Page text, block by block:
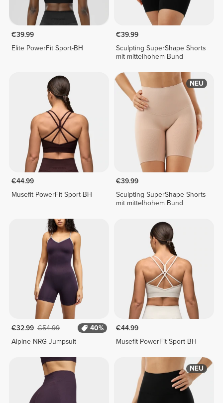
€39.99
Elite PowerFit Sport-BH
€39.99
Sculpting SuperShape Shorts
mit mittelhohem Bund
€44.99
Musefit PowerFit Sport-BH
NEU
€39.99
Sculpting SuperShape Shorts
mit mittelhohem Bund
€32.99 €54.99
40%
Alpine NRG Jumpsuit
€44.99
Musefit PowerFit Sport-BH
NEU